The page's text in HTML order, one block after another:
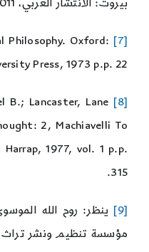
بيروت: الانتشار العربي، 2011 م، ص 355.
[7]
Philosophy. Oxford:
Press, 1973 p.p. 22.
[8]
B.; Lancaster, Lane
2, Machiavelli To
1977, vol. 1 p.p.
315.
[9]
ينظر: روح الله
مؤسسة تنظيم ونشر تراث